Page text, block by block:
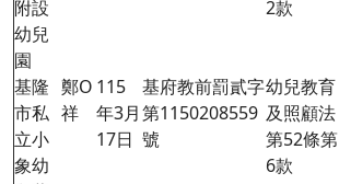
附設
幼兒
園
2款
基隆
市私
立小
象幼
鄭O
祥
115
年3月
17日
基府教前罰貳字
第1150208559
號
幼兒教育
及照顧法
第52條第
6款